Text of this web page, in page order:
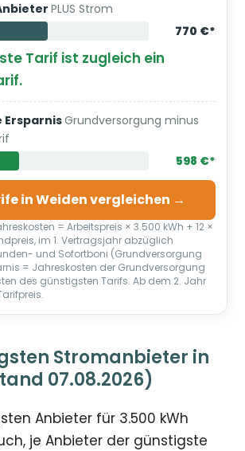
PLUS Strom
770 €*
Tarif ist zugleich ein
ErsparnisGrundversorgung minus
598 €*
in Weiden vergleichen →
= Arbeitspreis × 3.500 kWh + 12 ×
im 1. Vertragsjahr abzüglich
und Sofortboni (Grundversorgung
= Jahreskosten der Grundversorgung
des günstigsten Tarifs. Ab dem 2. Jahr
Stromanbieter in
07.08.2026)
Anbieter für 3.500 kWh
je Anbieter der günstigste